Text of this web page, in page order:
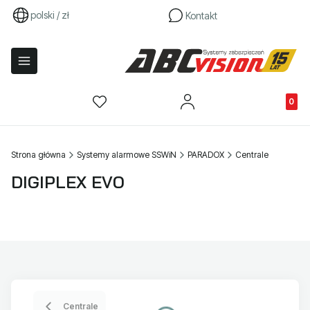
polski / zł Kontakt
Strona główna Systemy alarmowe SSWiN PARADOX Centrale
DIGIPLEX EVO
Centrale